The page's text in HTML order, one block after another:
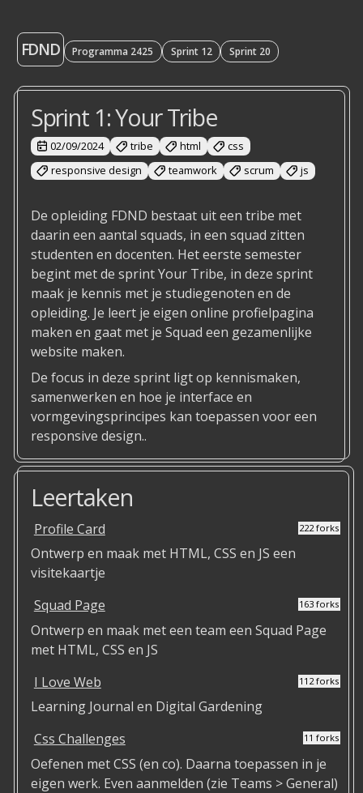
FDND Programma 2425 Sprint 12 Sprint 20
Sprint 1: Your Tribe
02/09/2024 tribe html
css
responsive design
teamwork scrum js
De opleiding FDND bestaat uit een tribe met
daarin een aantal squads, in een squad zitten
studenten en docenten. Het eerste semester
begint met de sprint Your Tribe, in deze sprint
maak je kennis met je studiegenoten en de
opleiding. Je leert je eigen online profielpagina
maken en gaat met je Squad een gezamenlijke
website maken.
De focus in deze sprint ligt op kennismaken,
samenwerken en hoe je interface en
vormgevingsprincipes kan toepassen voor een
responsive design..
Leertaken
Profile Card 222 forks
Ontwerp en maak met HTML, CSS en JS een
visitekaartje
Squad Page
163 forks
Ontwerp en maak met een team een Squad Page
met HTML, CSS en JS
I Love Web
112 forks
Learning Journal en Digital Gardening
Css Challenges
11 forks
Oefenen met CSS (en co). Daarna toepassen in je
eigen werk. Even aanmelden (zie Teams > General)